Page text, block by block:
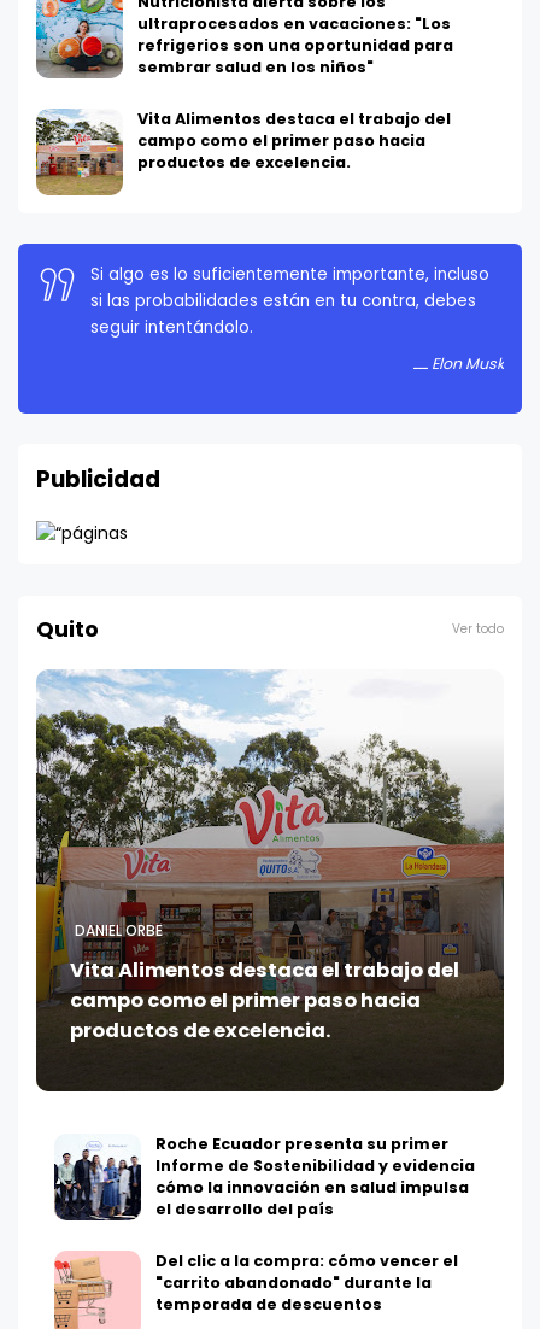
ultraprocesados en vacaciones: "Los
refrigerios son una oportunidad para
sembrar salud en los niños"
Vita Alimentos destaca el trabajo del
campo como el primer paso hacia
productos de excelencia.
Si algo es lo suficientemente importante, incluso
si las probabilidades están en tu contra, debes
seguir intentándolo.
Elon Musk
La persistencia es muy importante. No debes
rendirte a menos que estés obligado a rendirte.
Publicidad
Quito Ver todo
DANIEL ORBE
Vita Alimentos destaca el trabajo del
campo como el primer paso hacia
productos de excelencia.
Roche Ecuador presenta su primer
Informe de Sostenibilidad y evidencia
cómo la innovación en salud impulsa
el desarrollo del país
Del clic a la compra: cómo vencer el
"carrito abandonado" durante la
temporada de descuentos